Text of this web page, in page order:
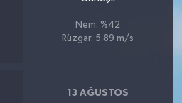
Nem: %42
Rüzgar: 5.89 m/s
13 AĞUSTOS